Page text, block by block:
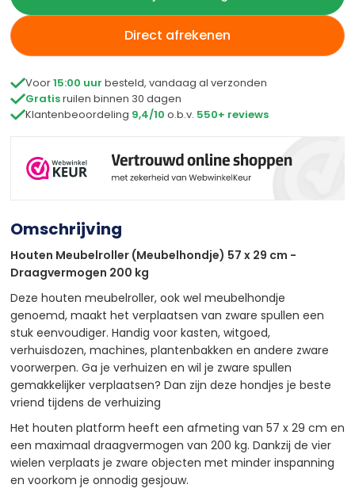
Direct afrekenen
Voor15:00 uur besteld, vandaag al verzonden
Gratisruilen binnen 30 dagen
Klantenbeoordeling 9,4/10 o.b.v. 550+ reviews
Omschrijving
Houten Meubelroller (Meubelhondje) 57 x 29 cm -
Draagvermogen 200 kg
Deze houten meubelroller, ook wel meubelhondje
genoemd, maakt het verplaatsen van zware spullen een
stuk eenvoudiger. Handig voor kasten, witgoed,
verhuisdozen, machines, plantenbakken en andere zware
voorwerpen. Ga je verhuizen en wil je zware spullen
gemakkelijker verplaatsen? Dan zijn deze hondjes je beste
vriend tijdens de verhuizing
Het houten platform heeft een afmeting van 57 x 29 cm en
een maximaal draagvermogen van 200 kg. Dankzij de vier
wielen verplaats je zware objecten met minder inspanning
en voorkom je onnodig gesjouw.